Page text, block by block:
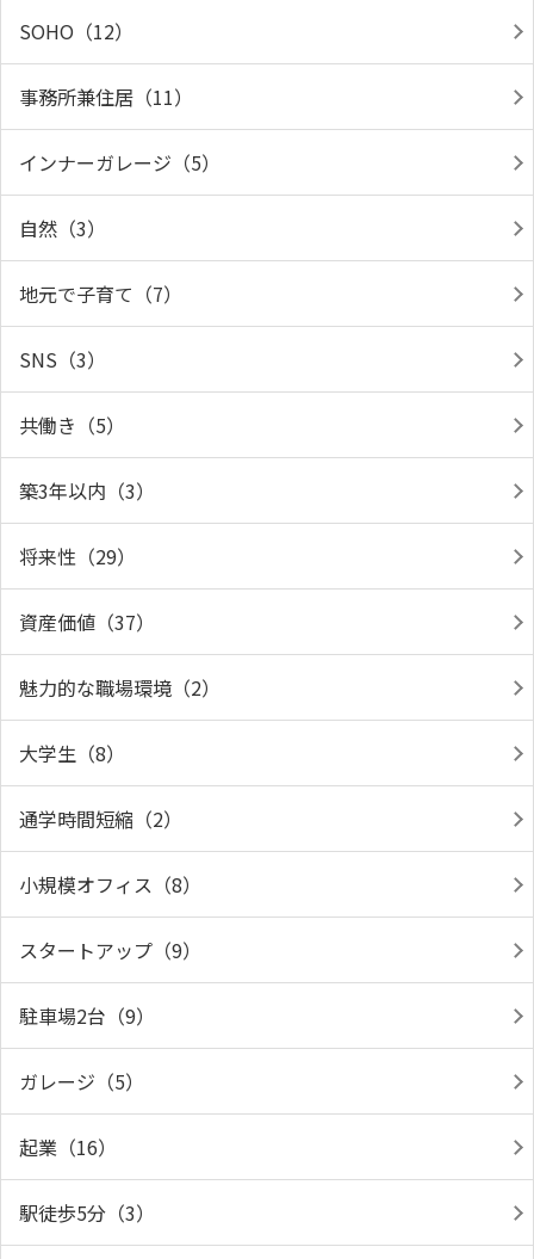
SOHO（12）
事務所兼住居（11）
インナーガレージ（5）
自然（3）
地元で子育て（7）
SNS（3）
共働き（5）
築3年以内（3）
将来性（29）
資産価値（37）
魅力的な職場環境（2）
大学生（8）
通学時間短縮（2）
小規模オフィス（8）
スタートアップ（9）
駐車場2台（9）
ガレージ（5）
起業（16）
駅徒歩5分（3）